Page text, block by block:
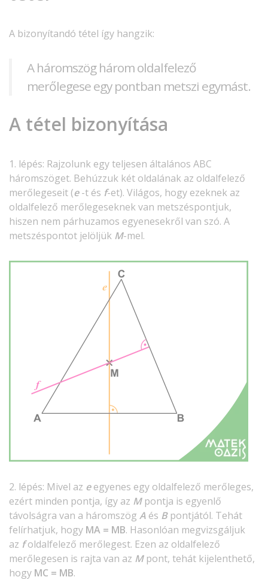
A bizonyítandó tétel így hangzik:
A háromszög három oldalfelező
merőlegese egy pontban metszi egymást.
A tétel bizonyítása
1. lépés: Rajzolunk egy teljesen általános ABC
háromszöget. Behúzzuk két oldalának az oldalfelező
merőlegeseit (e-t és f-et). Világos, hogy ezeknek az
oldalfelező merőlegeseknek van metszéspontjuk,
hiszen nem párhuzamos egyenesekről van szó. A
metszéspontot jelöljük M-mel.
2. lépés: Mivel az eegyenes egy oldalfelező merőleges,
ezért minden pontja, így az Mpontja is egyenlő
távolságra van a háromszög A és Bpontjától. Tehát
felírhatjuk, hogy MA = MB. Hasonlóan megvizsgáljuk
az foldalfelező merőlegest. Ezen az oldalfelező
merőlegesen is rajta van az Mpont, tehát kijelenthető,
hogy MC = MB.